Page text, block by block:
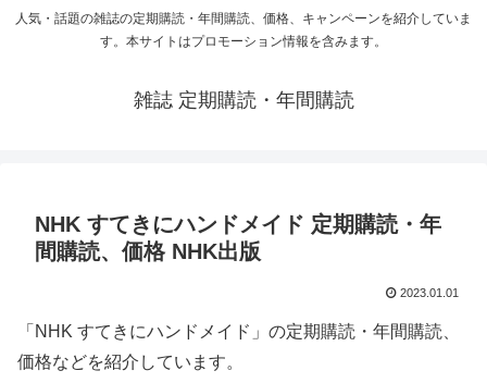
人気・話題の雑誌の定期購読・年間購読、価格、キャンペーンを紹介していま
す。本サイトはプロモーション情報を含みます。
雑誌 定期購読・年間購読
NHK すてきにハンドメイド 定期購読・年
間購読、価格 NHK出版
2023.01.01
「NHK すてきにハンドメイド」の定期購読・年間購読、
価格などを紹介しています。